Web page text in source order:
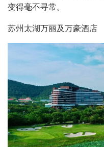
变得毫不寻常。
苏州太湖万丽及万豪酒店